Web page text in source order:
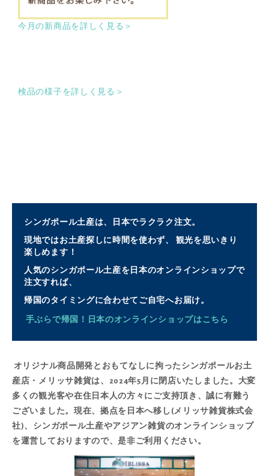
今月の新商品を詳しく見る＞
検品の様子を詳しく見る＞
シンガポール土産は、日本でラクラク注文。
現地ではお土産探しに時間を使わず、 観光を思いきり
楽しめます！
人気のシンガポール土産を日本のオンラインショップで
注文すれば、
帰国のタイミングに合わせてご自宅へお届け。
手ぶらで帰国！日本のオンラインショップはこちら
オリジナル商品開発とおもてなしに拘ったシンガポールお土
産店・メリッサ雑貨は、2024年5月に閉店いたしました。大変
多くの観光客や在住日本人の方々にご支持頂き、誠に有難う
ございました。現在、拠点を日本へ移し(メリッサ雑貨株式会
社)、シンガポール土産やアジアン雑貨のオンラインショップ
を運営しておりますので、是非ご利用ください。